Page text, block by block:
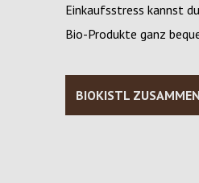
Einkaufsstress kannst
Bio-Produkte ganz
BIOKISTL